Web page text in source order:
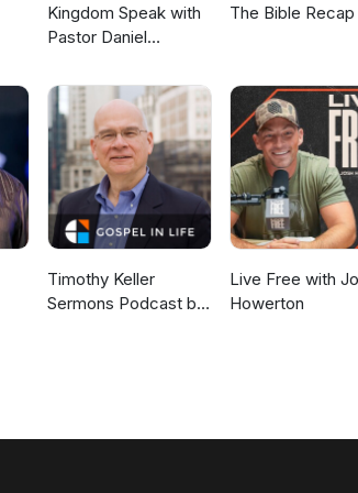
Kingdom Speak with
Pastor Daniel
The Bible Recap
Timothy Keller
Sermons Podcast by
Live Free with
Howerton